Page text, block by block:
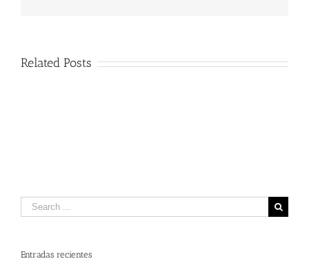
Related Posts
Search
for:
Entradas recientes